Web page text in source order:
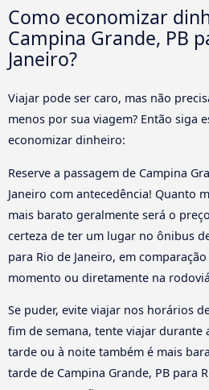
Como economizar
Campina Grande, PB
Janeiro?
Viajar pode ser caro, mas não
menos por sua viagem? Então siga
economizar dinheiro:
Reserve a passagem de Campina
Janeiro com antecedência! Quanto
mais barato geralmente será o
certeza de ter um lugar no ônibus
para Rio de Janeiro, em
momento ou diretamente na
Se puder, evite viajar nos horários
fim de semana, tente viajar durante
tarde ou à noite também é mais
tarde de Campina Grande, PB para